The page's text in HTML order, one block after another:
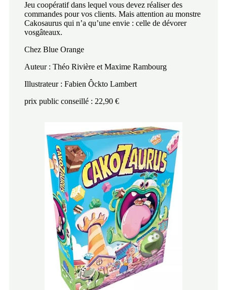
Jeu coopératif dans lequel vous devez réaliser des
commandes pour vos clients. Mais attention au monstre
Cakosaurus qui n’a qu’une envie : celle de dévorer
vosgâteaux.
Chez Blue Orange
Auteur : Théo Rivière et Maxime Rambourg
Illustrateur : Fabien Ôckto Lambert
prix public conseillé : 22,90 €